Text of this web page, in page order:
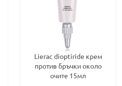
Lierac dioptiride крем
против бръчки около
очите 15мл